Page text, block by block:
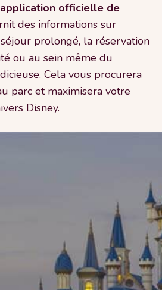
officielle de
des informations sur
prolongé, la réservation
ou au sein même du
Cela vous procurera
parc et maximisera votre
Disney.